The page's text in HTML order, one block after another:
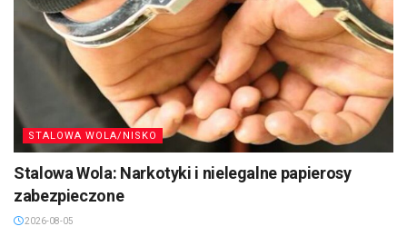
STALOWA WOLA/NISKO
Stalowa Wola: Narkotyki i nielegalne papierosy
zabezpieczone
2026-08-05